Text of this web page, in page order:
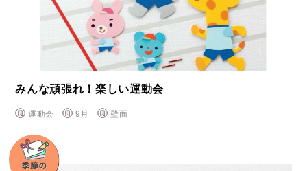
みんな頑張れ！楽しい運動会
運動会 9月 壁面